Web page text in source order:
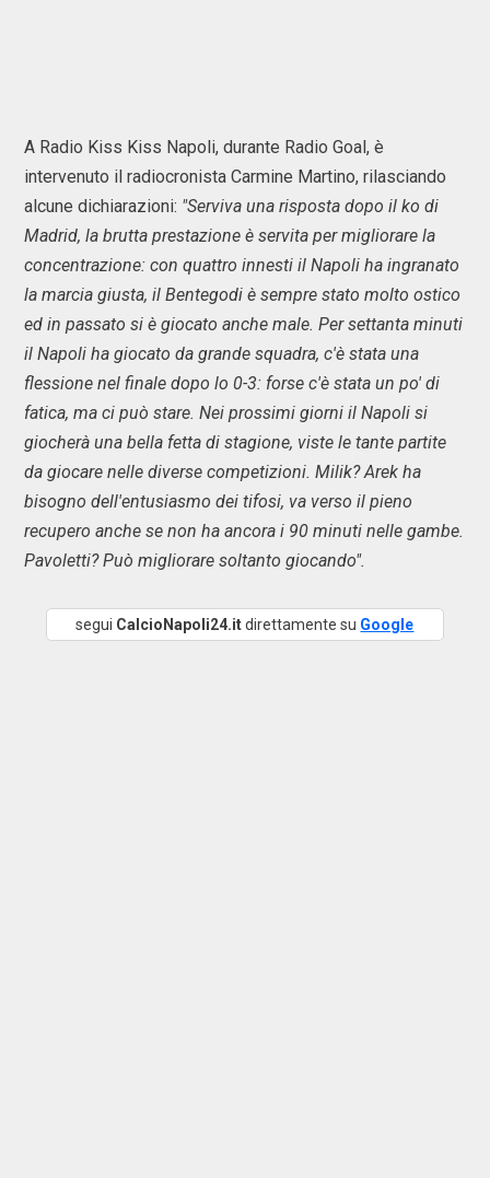
A Radio Kiss Kiss Napoli, durante Radio Goal, è
intervenuto il radiocronista Carmine Martino, rilasciando
alcune dichiarazioni: "Serviva una risposta dopo il ko di
Madrid, la brutta prestazione è servita per migliorare la
concentrazione: con quattro innesti il Napoli ha ingranato
la marcia giusta, il Bentegodi è sempre stato molto ostico
ed in passato si è giocato anche male. Per settanta minuti
il Napoli ha giocato da grande squadra, c'è stata una
flessione nel finale dopo lo 0-3: forse c'è stata un po' di
fatica, ma ci può stare. Nei prossimi giorni il Napoli si
giocherà una bella fetta di stagione, viste le tante partite
da giocare nelle diverse competizioni. Milik? Arek ha
bisogno dell'entusiasmo dei tifosi, va verso il pieno
recupero anche se non ha ancora i 90 minuti nelle gambe.
Pavoletti? Può migliorare soltanto giocando".
segui CalcioNapoli24.itdirettamente su Google